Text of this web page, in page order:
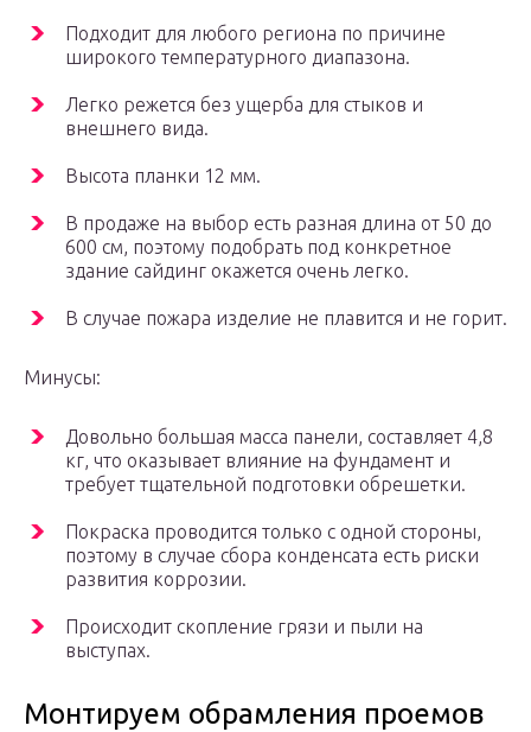
Подходит для любого региона по причине
широкого температурного диапазона.
Легко режется без ущерба для стыков и
внешнего вида.
Высота планки 12 мм.
В продаже на выбор есть разная длина от 50 до
600 см, поэтому подобрать под конкретное
здание сайдинг окажется очень легко.
В случае пожара изделие не плавится и не горит.
Минусы:
Довольно большая масса панели, составляет 4,8
кг, что оказывает влияние на фундамент и
требует тщательной подготовки обрешетки.
Покраска проводится только с одной стороны,
поэтому в случае сбора конденсата есть риски
развития коррозии.
Происходит скопление грязи и пыли на
выступах.
Монтируем обрамления проемов